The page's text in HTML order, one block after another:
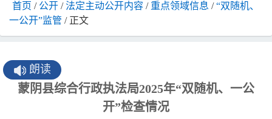
首页 / 公开 /法定主动公开内容 / 重点领域信息 /“双随机、
一公开”监管 / 正文
朗读
蒙阴县综合行政执法局2025年“双随机、一公
开”检查情况